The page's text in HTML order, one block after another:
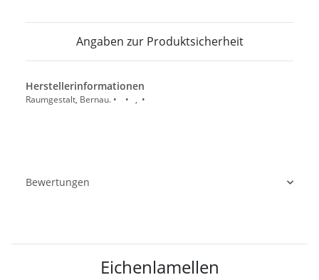
Angaben zur Produktsicherheit
Herstellerinformationen
Raumgestalt, Bernau. • • , •
Bewertungen
Eichenlamellen